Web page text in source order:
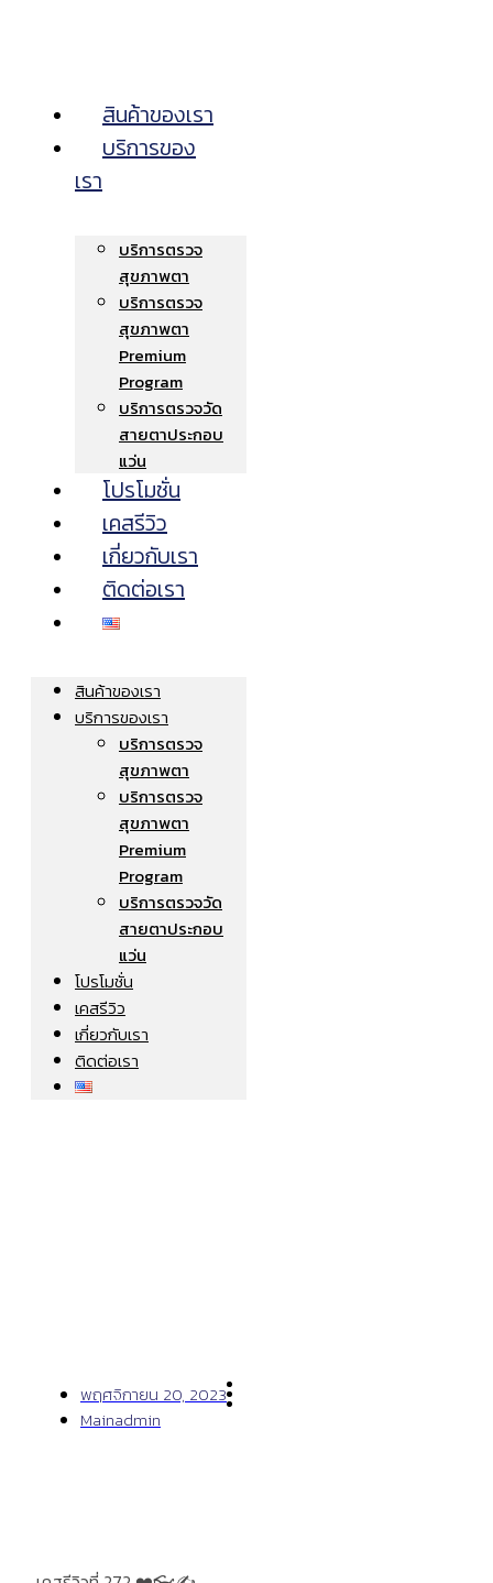
สินค้าของเรา
บริการของ
เรา
บริการตรวจ
สุขภาพตา
บริการตรวจ
สุขภาพตา
Premium
Program
บริการตรวจวัด
สายตาประกอบ
แว่น
โปรโมชั่น
เคสรีวิว
เกี่ยวกับเรา
ติดต่อเรา
สินค้าของเรา
บริการของเรา
บริการตรวจ
สุขภาพตา
บริการตรวจ
สุขภาพตา
Premium
Program
บริการตรวจวัด
สายตาประกอบ
แว่น
โปรโมชั่น
เคสรีวิว
เกี่ยวกับเรา
ติดต่อเรา
พฤศจิกายน 20, 2023
Mainadmin